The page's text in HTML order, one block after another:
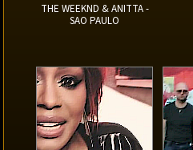
THE WEEKND & ANITTA -
SAO PAULO